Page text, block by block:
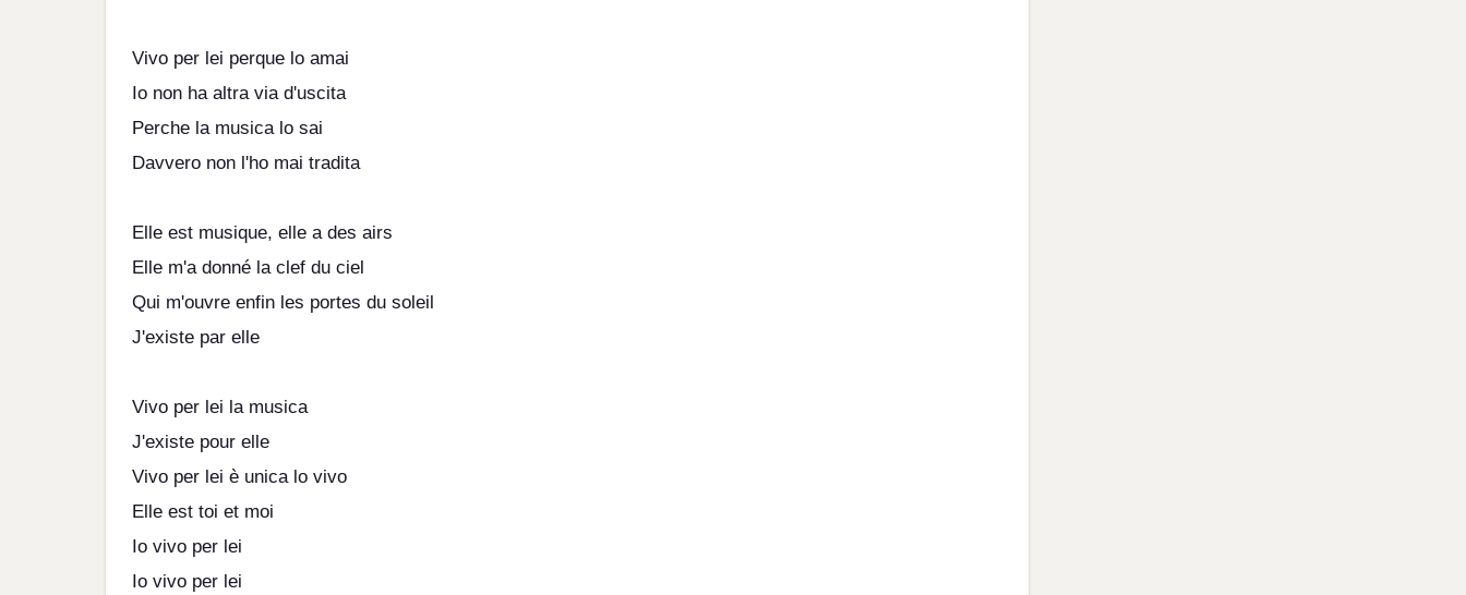
Vivo per lei perque lo amai
Io non ha altra via d'uscita
Perche la musica lo sai
Davvero non l'ho mai tradita
Elle est musique, elle a des airs
Elle m'a donné la clef du ciel
Qui m'ouvre enfin les portes du soleil
J'existe par elle
Vivo per lei la musica
J'existe pour elle
Vivo per lei è unica lo vivo
Elle est toi et moi
Io vivo per lei
Io vivo per lei